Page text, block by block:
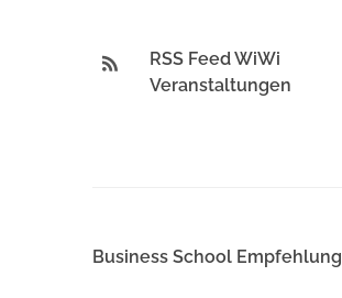
RSS Feed WiWi
Veranstaltungen
Business School Empfehlung